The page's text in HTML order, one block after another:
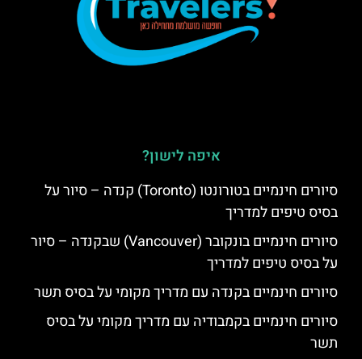
איפה לישון?
סיורים חינמיים בטורונטו (Toronto) קנדה – סיור על
בסיס טיפים למדריך
סיורים חינמיים בונקובר (Vancouver) שבקנדה – סיור
על בסיס טיפים למדריך
סיורים חינמיים בקנדה עם מדריך מקומי על בסיס תשר
סיורים חינמיים בקמבודיה עם מדריך מקומי על בסיס
תשר